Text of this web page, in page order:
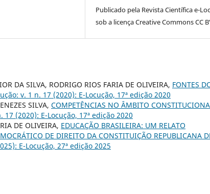
Publicado pela Revista Científica e-
sob a licença Creative Commons CC
DA SILVA, RODRIGO RIOS FARIA DE OLIVEIRA, FONTES
v. 1 n. 17 (2020): E-Locução, 17ª edição 2020
SILVA, COMPETÊNCIAS NO ÂMBITO
(2020): E-Locução, 17ª edição 2020
DE OLIVEIRA, EDUCAÇÃO BRASILEIRA: UM RELATO
DE DIREITO DA CONSTITUIÇÃO REPUBLICANA
E-Locução, 27ª edição 2025